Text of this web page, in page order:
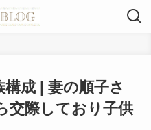
成 | 妻の順子さ
交際しており子供